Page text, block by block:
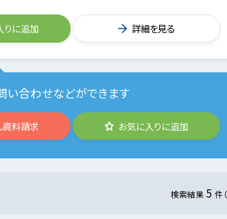
りに追加 詳細を見る
い合わせなどができます
資料請求 お気に入りに追加
検索結果 5 件